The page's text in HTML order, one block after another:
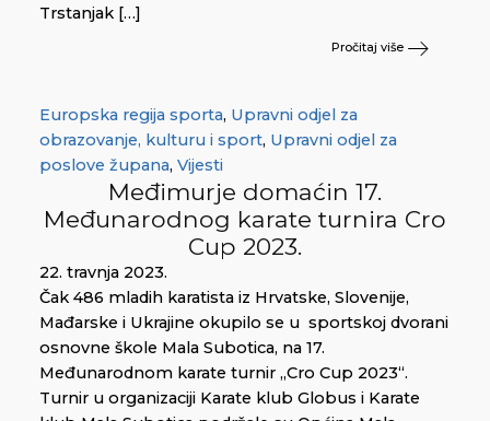
Trstanjak […]
Pročitaj više
Europska regija sporta, Upravni odjel za
obrazovanje, kulturu i sport, Upravni odjel za
poslove župana, Vijesti
Međimurje domaćin 17.
Međunarodnog karate turnira Cro
Cup 2023.
22. travnja 2023.
Čak 486 mladih karatista iz Hrvatske, Slovenije,
Mađarske i Ukrajine okupilo se u sportskoj dvorani
osnovne škole Mala Subotica, na 17.
Međunarodnom karate turnir „Cro Cup 2023“.
Turnir u organizaciji Karate klub Globus i Karate